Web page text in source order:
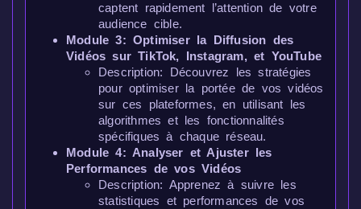
captent rapidement l’attention de votre
audience cible.
Module 3: Optimiser la Diffusion des
Vidéos sur TikTok, Instagram, et YouTube
Description: Découvrez les stratégies
pour optimiser la portée de vos vidéos
sur ces plateformes, en utilisant les
algorithmes et les fonctionnalités
spécifiques à chaque réseau.
Module 4: Analyser et Ajuster les
Performances de vos Vidéos
Description: Apprenez à suivre les
statistiques et performances de vos